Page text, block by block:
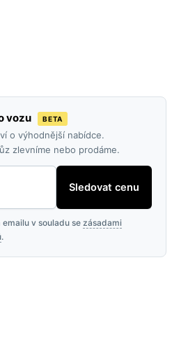
vozu BETA
o výhodnější nabídce.
zlevníme nebo prodáme.
Sledovat cenu
v souladu se zásadami
.